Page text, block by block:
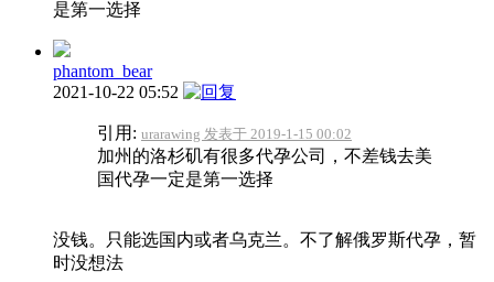
是第一选择
phantom_bear
2021-10-22 05:52
引用: urarawing 发表于 2019-1-15 00:02
加州的洛杉矶有很多代孕公司，不差钱去美
国代孕一定是第一选择
没钱。只能选国内或者乌克兰。不了解俄罗斯代孕，暂
时没想法